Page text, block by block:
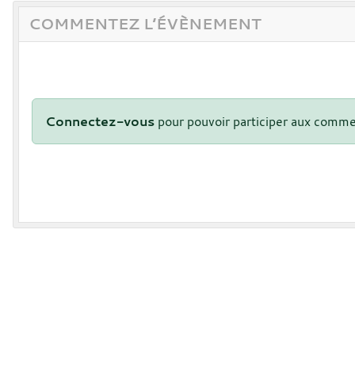
COMMENTEZ L’ÉVÈNEMENT
Connectez-vous pour pouvoir participer aux